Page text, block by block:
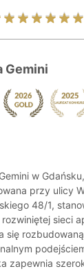
Gemini
w Gdańsku,
przy ulicy
48/1,
rozwiniętej sieci
się
zapewnia